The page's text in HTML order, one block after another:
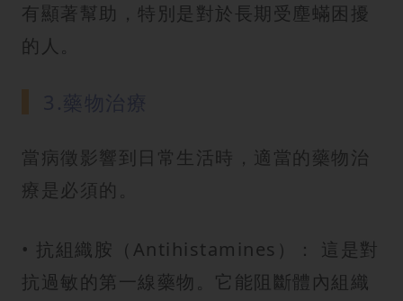
有顯著幫助，特別是對於長期受塵蟎困擾
的人。
當病徵影響到日常生活時，適當的藥物治
療是必須的。
• 抗組織胺（Antihistamines）： 這是對
抗過敏的第一線藥物。它能阻斷體內組織